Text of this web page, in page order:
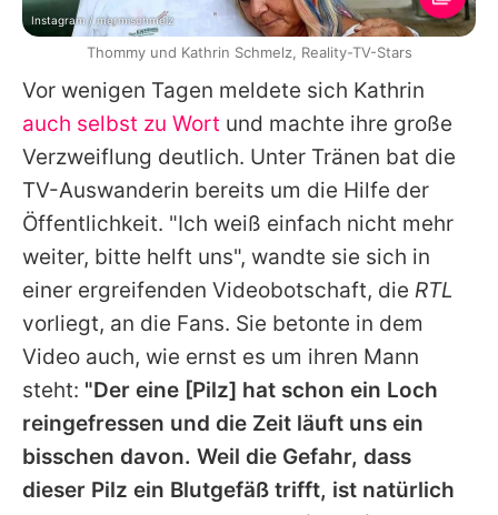
Vor wenigen Tagen meldete sich Kathrin
auch selbst zu Wort und machte ihre große
Verzweiflung deutlich. Unter Tränen bat die
TV-Auswanderin bereits um die Hilfe der
Öffentlichkeit. "Ich weiß einfach nicht mehr
weiter, bitte helft uns", wandte sie sich in
einer ergreifenden Videobotschaft, die RTL
vorliegt, an die Fans. Sie betonte in dem
Video auch, wie ernst es um ihren Mann
steht: "Der eine [Pilz] hat schon ein Loch
reingefressen und die Zeit läuft uns ein
bisschen davon. Weil die Gefahr, dass
dieser Pilz ein Blutgefäß trifft, ist natürlich
Instagram / mermischmelz
Thommy und Kathrin Schmelz, Reality-TV-Stars